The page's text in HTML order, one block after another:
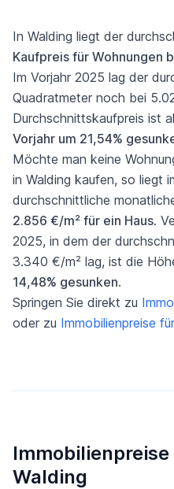
In Walding liegt der
Kaufpreis für Wohnungen
Im Vorjahr 2025 lag der
Quadratmeter noch bei
Durchschnittskaufpreis ist
Vorjahr um 21,54%
Möchte man keine
in Walding kaufen, so liegt
durchschnittliche
2.856 €/m² für ein Haus.
2025, in dem der
3.340 €/m² lag, ist die
14,48% gesunken.
Springen Sie direkt zu
oder zu Immobilienpreise
Walding